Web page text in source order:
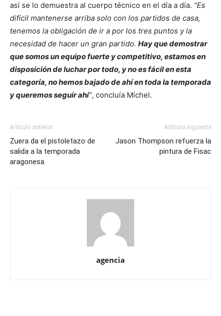
así se lo demuestra al cuerpo técnico en el día a día. “Es
difícil mantenerse arriba solo con los partidos de casa,
tenemos la obligación de ir a por los tres puntos y la
necesidad de hacer un gran partido. Hay que demostrar
que somos un equipo fuerte y competitivo, estamos en
disposición de luchar por todo, y no es fácil en esta
categoría, no hemos bajado de ahí en toda la temporada
y queremos seguir ahí”, concluía Míchel.
Artículo anterior
Zuera da el pistoletazo de
salida a la temporada
aragonesa
Artículo siguiente
Jason Thompson refuerza la
pintura de Fisac
agencia